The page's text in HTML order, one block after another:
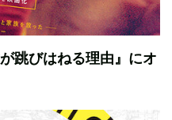
跳びはねる理由』にオ